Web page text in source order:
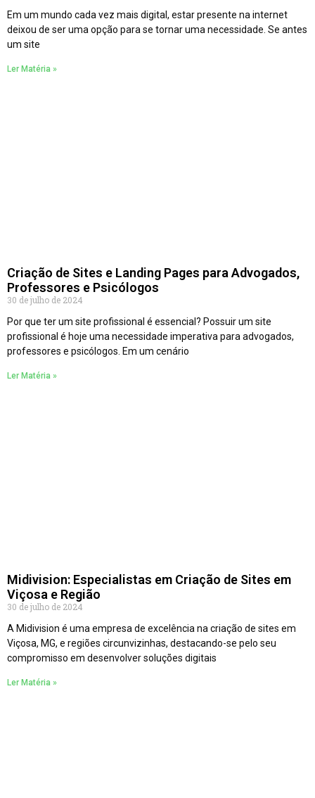
Em um mundo cada vez mais digital, estar presente na internet
deixou de ser uma opção para se tornar uma necessidade. Se antes
um site
Ler Matéria »
Criação de Sites e Landing Pages para Advogados,
Professores e Psicólogos
30 de julho de 2024
Por que ter um site profissional é essencial? Possuir um site
profissional é hoje uma necessidade imperativa para advogados,
professores e psicólogos. Em um cenário
Ler Matéria »
Midivision: Especialistas em Criação de Sites em
Viçosa e Região
30 de julho de 2024
A Midivision é uma empresa de excelência na criação de sites em
Viçosa, MG, e regiões circunvizinhas, destacando-se pelo seu
compromisso em desenvolver soluções digitais
Ler Matéria »